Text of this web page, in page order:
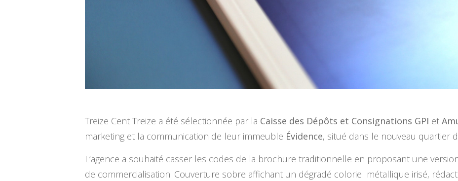
Treize Cent Treize a été sélectionnée par la Caisse des Dépôts et Consignations GPI et
marketing et la communication de leur immeuble Évidence, situé dans le nouveau quartier
L’agence a souhaité casser les codes de la brochure traditionnelle en proposant une
de commercialisation. Couverture sobre affichant un dégradé coloriel métallique irisé,